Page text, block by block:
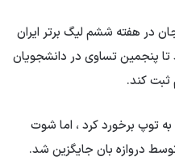
در هفته ششم لیگ برتر ایران
پنجمین تساوی در دانشجویان
کند.
دقیق به توپ برخورد کرد ، اما شوت